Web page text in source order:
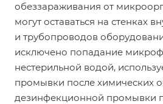
обеззараживания от
могут оставаться на стенках
и трубопроводов
исключено попадание
нестерильной водой,
промывки после химических
дезинфекционной промывки